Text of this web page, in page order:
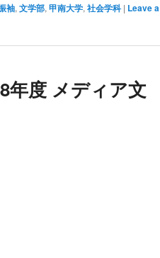
袖, 文学部, 甲南大学, 社会学科 | Leave a
年度 メディア文